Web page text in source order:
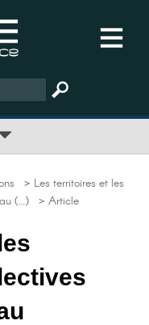
> Les territoires et les
(…) > Article